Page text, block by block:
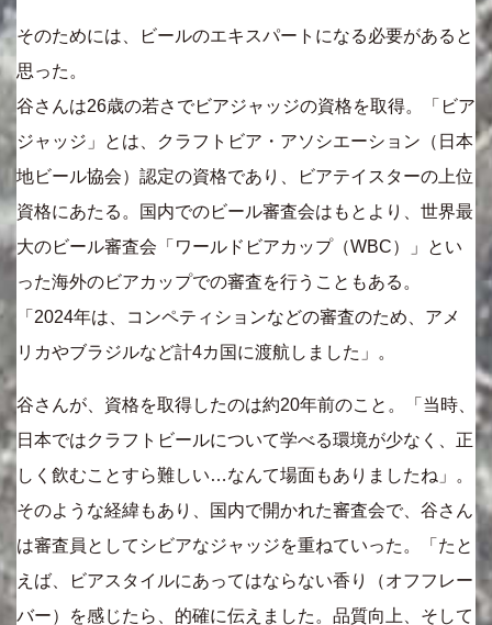
そのためには、ビールのエキスパートになる必要があると
思った。
谷さんは26歳の若さでビアジャッジの資格を取得。「ビア
ジャッジ」とは、クラフトビア・アソシエーション（日本
地ビール協会）認定の資格であり、ビアテイスターの上位
資格にあたる。国内でのビール審査会はもとより、世界最
大のビール審査会「ワールドビアカップ（WBC）」とい
った海外のビアカップでの審査を行うこともある。
「2024年は、コンペティションなどの審査のため、アメ
リカやブラジルなど計4カ国に渡航しました」。
谷さんが、資格を取得したのは約20年前のこと。「当時、
日本ではクラフトビールについて学べる環境が少なく、正
しく飲むことすら難しい…なんて場面もありましたね」。
そのような経緯もあり、国内で開かれた審査会で、谷さん
は審査員としてシビアなジャッジを重ねていった。「たと
えば、ビアスタイルにあってはならない香り（オフフレー
バー）を感じたら、的確に伝えました。品質向上、そして